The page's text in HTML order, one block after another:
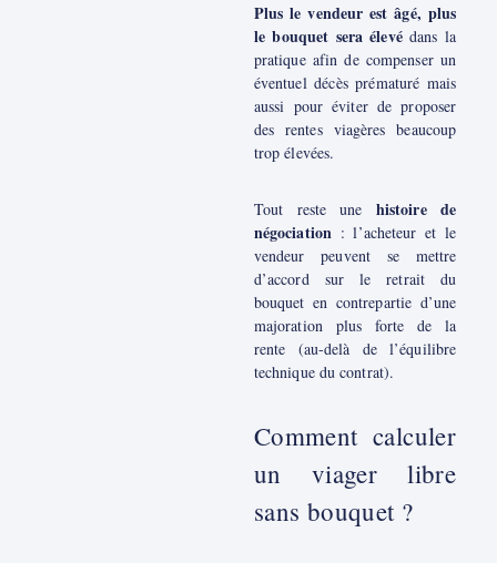
Plus le vendeur est âgé, plus
le bouquet sera élevédans la
pratique afin de compenser un
éventuel décès prématuré mais
aussi pour éviter de proposer
des rentes viagères beaucoup
trop élevées.
Tout reste une histoire de
négociation: l’acheteur et le
vendeur peuvent se mettre
d’accord sur le retrait du
bouquet en contrepartie d’une
majoration plus forte de la
rente (au-delà de l’équilibre
technique du contrat).
Comment calculer
un viager libre
sans bouquet ?